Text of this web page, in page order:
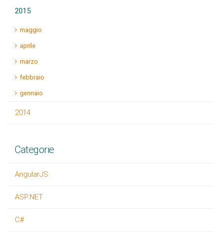
2015
maggio
aprile
marzo
febbraio
gennaio
2014
Categorie
AngularJS
ASP.NET
C#